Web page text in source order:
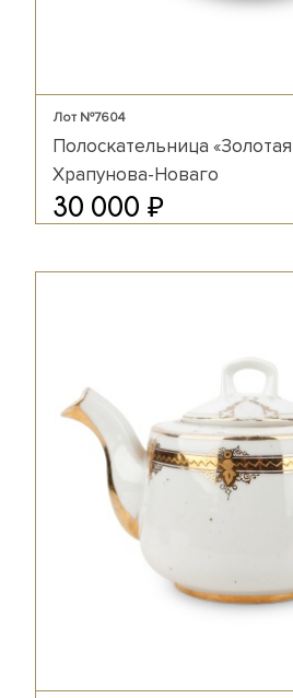
Лот №7604
Полоскательница
Храпунова-Новаго
30 000 ₽